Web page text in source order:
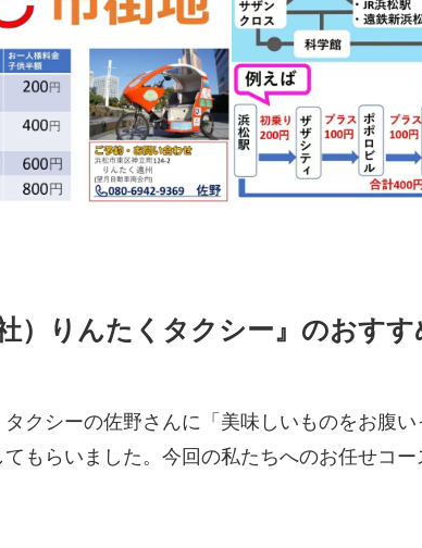
）りんたくタクシー』のおすす
クシーの佐野さんに「美味しいものをお腹
もらいました。今回の私たちへのお任せコー